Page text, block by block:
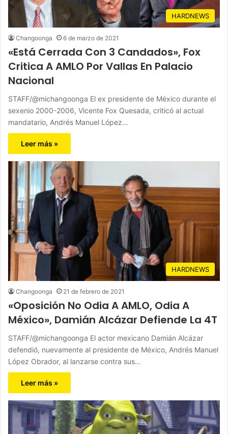
HARDNEWS
Changoonga 6 de marzo de 2021
«Está Cerrada Con 3 Candados», Fox
Critica A AMLO Por Vallas En Palacio
Nacional
STAFF/@michangoonga El ex presidente de México durante el
sexenio 2000-2006, Vicente Fox Quesada, criticó al actual
mandatario, Andrés Manuel López…
Leer más »
HARDNEWS
Changoonga 21 de febrero de 2021
«Oposición No Odia A AMLO, Odia A
México», Damián Alcázar Defiende La 4T
STAFF/@michangoonga El actor mexicano Damián Alcázar
defendió, nuevamente al presidente de México, Andrés Manuel
López Obrador, al lanzarse contra sus…
Leer más »